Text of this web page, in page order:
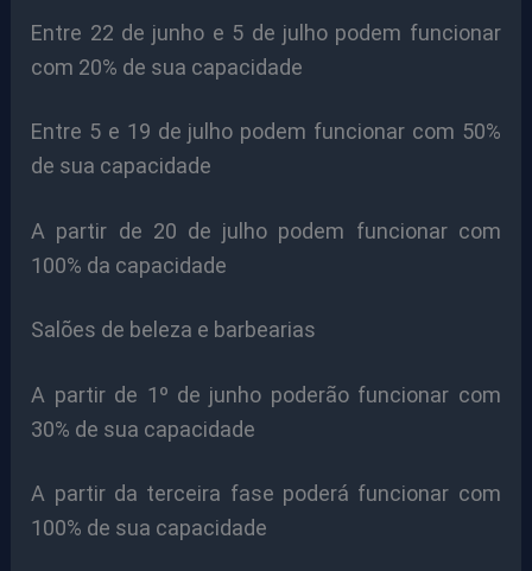
Entre 22 de junho e 5 de julho podem funcionar
com 20% de sua capacidade
Entre 5 e 19 de julho podem funcionar com 50%
de sua capacidade
A partir de 20 de julho podem funcionar com
100% da capacidade
Salões de beleza e barbearias
A partir de 1º de junho poderão funcionar com
30% de sua capacidade
A partir da terceira fase poderá funcionar com
100% de sua capacidade